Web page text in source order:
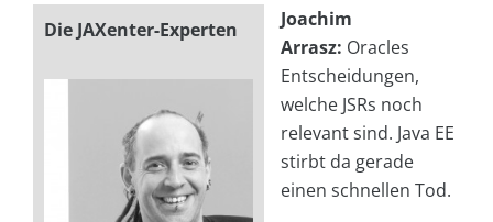
Die JAXenter-Experten
Joachim
Arrasz: Oracles
Entscheidungen,
welche JSRs noch
relevant sind. Java EE
stirbt da gerade
einen schnellen Tod.